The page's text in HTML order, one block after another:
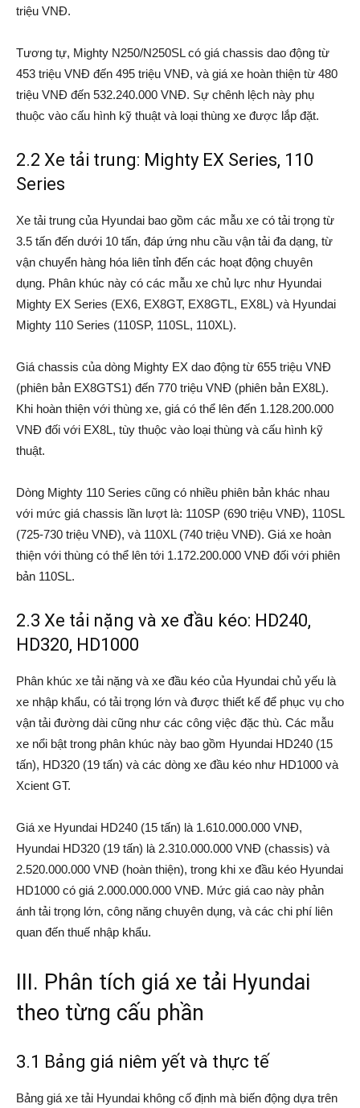
triệu VNĐ.
Tương tự, Mighty N250/N250SL có giá chassis dao động từ
453 triệu VNĐ đến 495 triệu VNĐ, và giá xe hoàn thiện từ 480
triệu VNĐ đến 532.240.000 VNĐ. Sự chênh lệch này phụ
thuộc vào cấu hình kỹ thuật và loại thùng xe được lắp đặt.
2.2 Xe tải trung: Mighty EX Series, 110
Series
Xe tải trung của Hyundai bao gồm các mẫu xe có tải trọng từ
3.5 tấn đến dưới 10 tấn, đáp ứng nhu cầu vận tải đa dạng, từ
vận chuyển hàng hóa liên tỉnh đến các hoạt động chuyên
dụng. Phân khúc này có các mẫu xe chủ lực như Hyundai
Mighty EX Series (EX6, EX8GT, EX8GTL, EX8L) và Hyundai
Mighty 110 Series (110SP, 110SL, 110XL).
Giá chassis của dòng Mighty EX dao động từ 655 triệu VNĐ
(phiên bản EX8GTS1) đến 770 triệu VNĐ (phiên bản EX8L).
Khi hoàn thiện với thùng xe, giá có thể lên đến 1.128.200.000
VNĐ đối với EX8L, tùy thuộc vào loại thùng và cấu hình kỹ
thuật.
Dòng Mighty 110 Series cũng có nhiều phiên bản khác nhau
với mức giá chassis lần lượt là: 110SP (690 triệu VNĐ), 110SL
(725-730 triệu VNĐ), và 110XL (740 triệu VNĐ). Giá xe hoàn
thiện với thùng có thể lên tới 1.172.200.000 VNĐ đối với phiên
bản 110SL.
2.3 Xe tải nặng và xe đầu kéo: HD240,
HD320, HD1000
Phân khúc xe tải nặng và xe đầu kéo của Hyundai chủ yếu là
xe nhập khẩu, có tải trọng lớn và được thiết kế để phục vụ cho
vận tải đường dài cũng như các công việc đặc thù. Các mẫu
xe nổi bật trong phân khúc này bao gồm Hyundai HD240 (15
tấn), HD320 (19 tấn) và các dòng xe đầu kéo như HD1000 và
Xcient GT.
Giá xe Hyundai HD240 (15 tấn) là 1.610.000.000 VNĐ,
Hyundai HD320 (19 tấn) là 2.310.000.000 VNĐ (chassis) và
2.520.000.000 VNĐ (hoàn thiện), trong khi xe đầu kéo Hyundai
HD1000 có giá 2.000.000.000 VNĐ. Mức giá cao này phản
ánh tải trọng lớn, công năng chuyên dụng, và các chi phí liên
quan đến thuế nhập khẩu.
III. Phân tích giá xe tải Hyundai
theo từng cấu phần
3.1 Bảng giá niêm yết và thực tế
Bảng giá xe tải Hyundai không cố định mà biến động dựa trên